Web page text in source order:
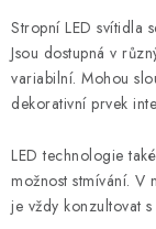
v
ý
p
i
u
Stropní LED svítidla
Jsou dostupná v
variabilní. Mohou
dekorativní prvek
LED technologie
možnost stmívání. V
je vždy konzultovat